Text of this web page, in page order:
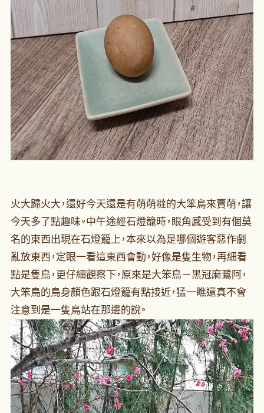
火大歸火大，還好今天還是有萌萌噠的大笨鳥來賣萌，讓
今天多了點趣味。中午途經石燈籠時，眼角感受到有個莫
名的東西出現在石燈籠上，本來以為是哪個遊客惡作劇
亂放東西，定眼一看這東西會動，好像是隻生物，再細看
點是隻鳥，更仔細觀察下，原來是大笨鳥－黑冠麻鷺阿，
大笨鳥的鳥身顏色跟石燈籠有點接近，猛一瞧還真不會
注意到是一隻鳥站在那邊的說。